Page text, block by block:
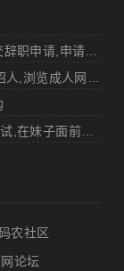
农社区
论坛